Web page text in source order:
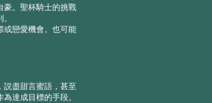
豪。聖杯騎⼠的挑戰
或戀愛機會。也可能
説盡甜⾔蜜語，甚⾄
達成⽬標的⼿段。